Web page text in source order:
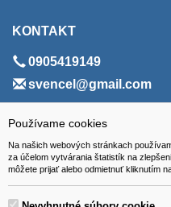
Používame cookies
Na našich webových stránkach
za účelom vytvárania štatistík na
môžete prijať alebo odmietnuť kliknutím
KONTAKT
0905419149
svencel@gmail.com
ADRESA
VEST - tech s.r.o.
Hviezdoslavova 280/6, 965
Slovakia (Slovak Republic)